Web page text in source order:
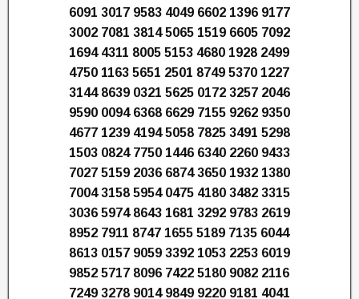
6091 3017 9583 4049 6602 1396 9177
3002 7081 3814 5065 1519 6605 7092
1694 4311 8005 5153 4680 1928 2499
4750 1163 5651 2501 8749 5370 1227
3144 8639 0321 5625 0172 3257 2046
9590 0094 6368 6629 7155 9262 9350
4677 1239 4194 5058 7825 3491 5298
1503 0824 7750 1446 6340 2260 9433
7027 5159 2036 6874 3650 1932 1380
7004 3158 5954 0475 4180 3482 3315
3036 5974 8643 1681 3292 9783 2619
8952 7911 8747 1655 5189 7135 6044
8613 0157 9059 3392 1053 2253 6019
9852 5717 8096 7422 5180 9082 2116
7249 3278 9014 9849 9220 9181 4041